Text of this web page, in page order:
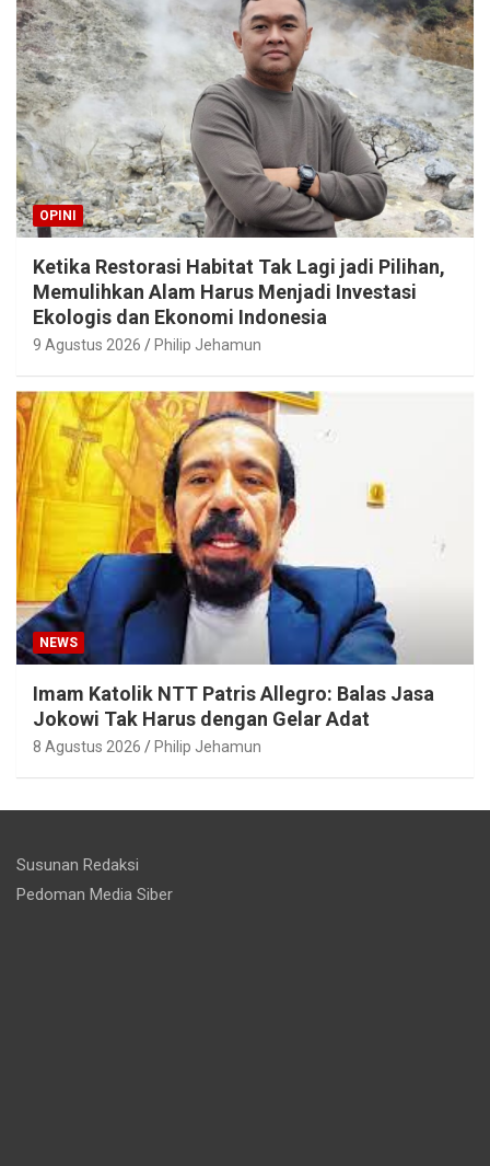
OPINI
Ketika Restorasi Habitat Tak Lagi jadi Pilihan,
Memulihkan Alam Harus Menjadi Investasi
Ekologis dan Ekonomi Indonesia
9 Agustus 2026 Philip Jehamun
NEWS
Imam Katolik NTT Patris Allegro: Balas Jasa
Jokowi Tak Harus dengan Gelar Adat
8 Agustus 2026 Philip Jehamun
Susunan Redaksi
Pedoman Media Siber